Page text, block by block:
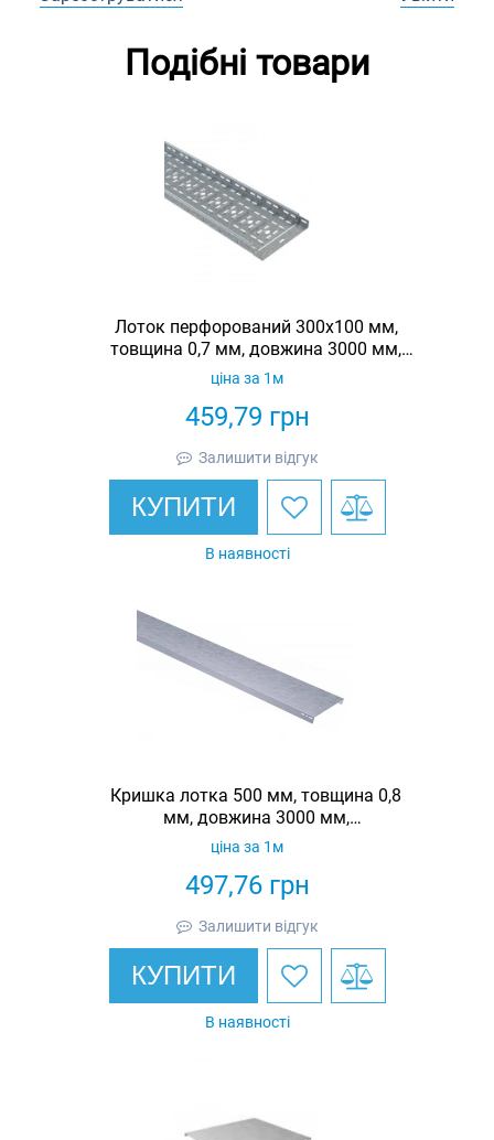
Подібні товари
Лоток перфорований 300х100 мм,
товщина 0,7 мм, довжина 3000 мм,
гарячеоцинкований, Eurotray
459,79 грн
ціна за 1м
Залишити відгук
КУПИТИ
В наявності
Кришка лотка 500 мм, товщина 0,8
мм, довжина 3000 мм,
гарячеоцинкована, Eurotray
497,76грн
ціна за 1м
Залишити відгук
КУПИТИ
В наявності